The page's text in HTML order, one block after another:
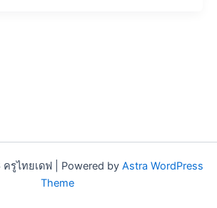
รูไทยเดฟ | Powered by Astra WordPress
Theme